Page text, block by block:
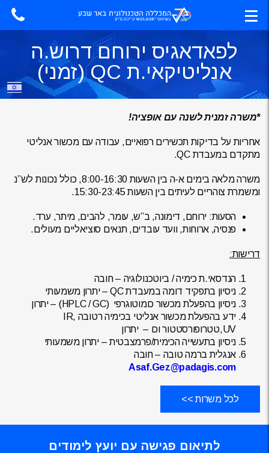
לפאדאגיס ירוחם דרוש.ה
אנליטיקאי.ת QC (זמני)
*משרה זמנית לשנה עם אופציה!
אחריות על בדיקות תכשירים רפואיים, עבודה עם מכשור אנליטי
מתקדם במעבדת QC.
משרה מלאה בימים א-ה בין השעות 8:00-16:30, כולל נכונות לש”נ
ומשמרת צוהריים לעיתים בין השעות 15:30-23:45.
הסעות: ירוחם, דימונה, ב”ש, עומר, להבים, מיתר, ערד.
פנסיה, ארוחות, וועד עובדים, תנאים סוציאליים מעולים.
דרישות:
הנדסאי.ת כימיה / ביוטכנולוגיה – חובה
ניסיון בתפקיד דומה במעבדת QC – יתרון משמעותי
ניסיון בהפעלת מכשור כומוטוגרפי (HPLC / GC) – יתרון
ידע בהפעלת מכשור אנליטי בכימיה רטובה IR,
UV,טטרופורסטטור וכו – יתרון
ניסיון בתעשייה הכימית/פרמצבטית – יתרון משמעותי
אנגלית ברמה טובה – חובה
Asaf.Gez@padagis.com
לכל משרות >>
לתיאום פגישה עם יועץ לימודים